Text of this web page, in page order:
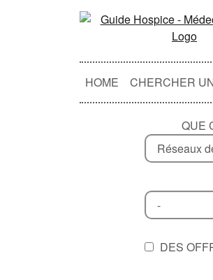
HOME CHERCHER
QUE
DES